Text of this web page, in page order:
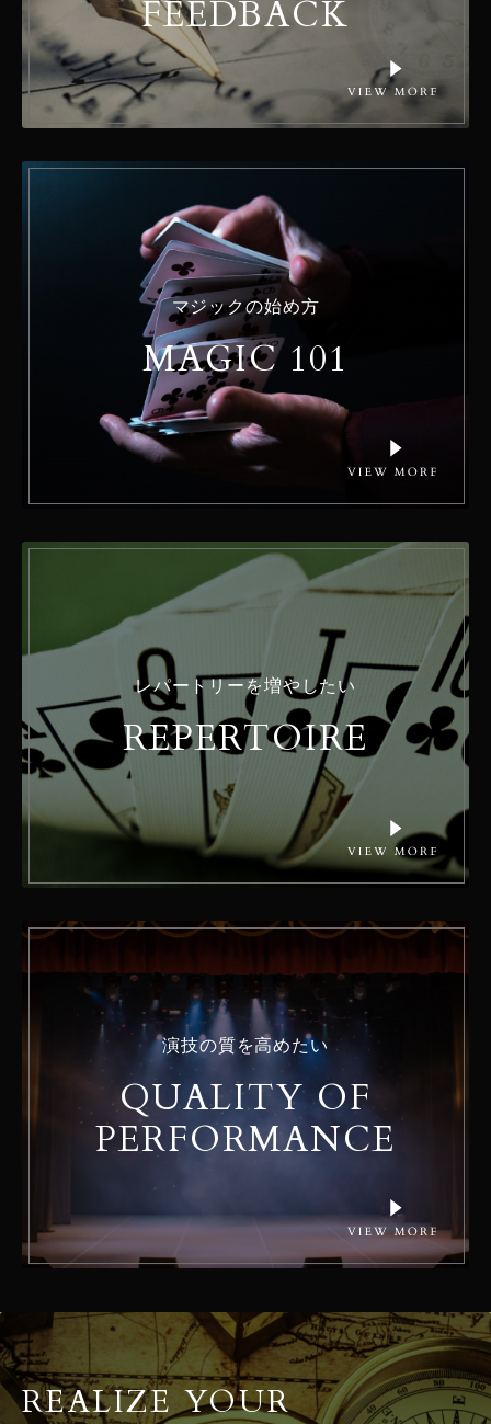
FEEDBACK
マジックの始め方
MAGIC 101
レパートリーを増やしたい
REPERTOIRE
演技の質を高めたい
QUALITY OF
PERFORMANCE
REALIZE YOUR